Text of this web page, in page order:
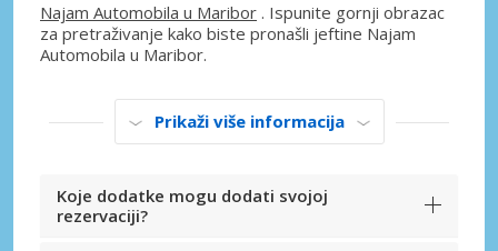
Najam Automobila u Maribor . Ispunite gornji obrazac
za pretraživanje kako biste pronašli jeftine Najam
Automobila u Maribor.
Prikaži više informacija
Koje dodatke mogu dodati svojoj
rezervaciji?